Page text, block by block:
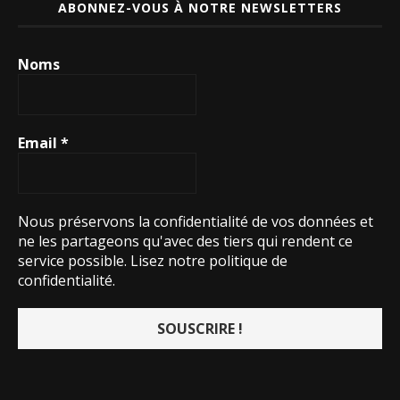
ABONNEZ-VOUS À NOTRE NEWSLETTERS
Noms
Email *
Nous préservons la confidentialité de vos données et
ne les partageons qu'avec des tiers qui rendent ce
service possible. Lisez notre politique de
confidentialité.